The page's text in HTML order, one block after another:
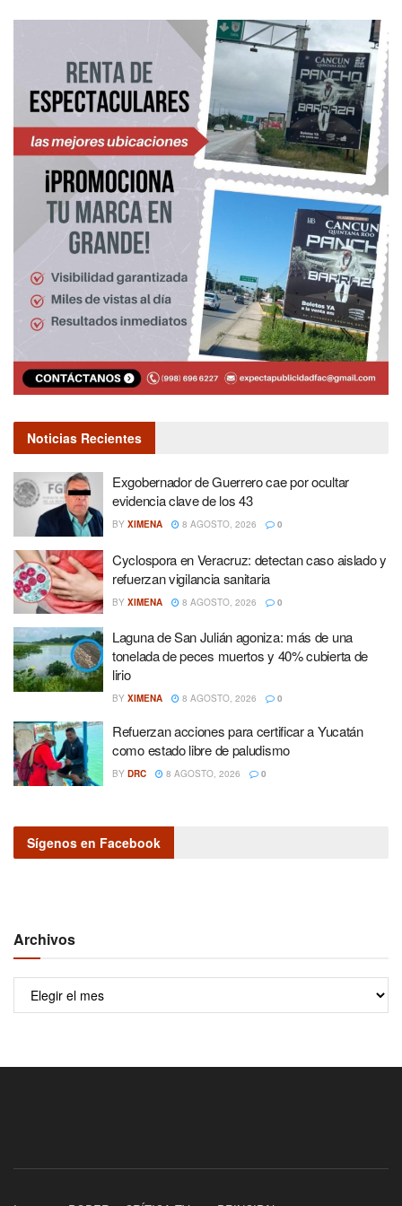
Noticias Recientes
Exgobernador de Guerrero cae por ocultar
evidencia clave de los 43
BY XIMENA 8 AGOSTO, 2026 0
Cyclospora en Veracruz: detectan caso aislado y
refuerzan vigilancia sanitaria
BY XIMENA 8 AGOSTO, 2026 0
Laguna de San Julián agoniza: más de una
tonelada de peces muertos y 40% cubierta de
lirio
BY XIMENA 8 AGOSTO, 2026 0
Refuerzan acciones para certificar a Yucatán
como estado libre de paludismo
BY DRC 8 AGOSTO, 2026 0
Sígenos en Facebook
Archivos